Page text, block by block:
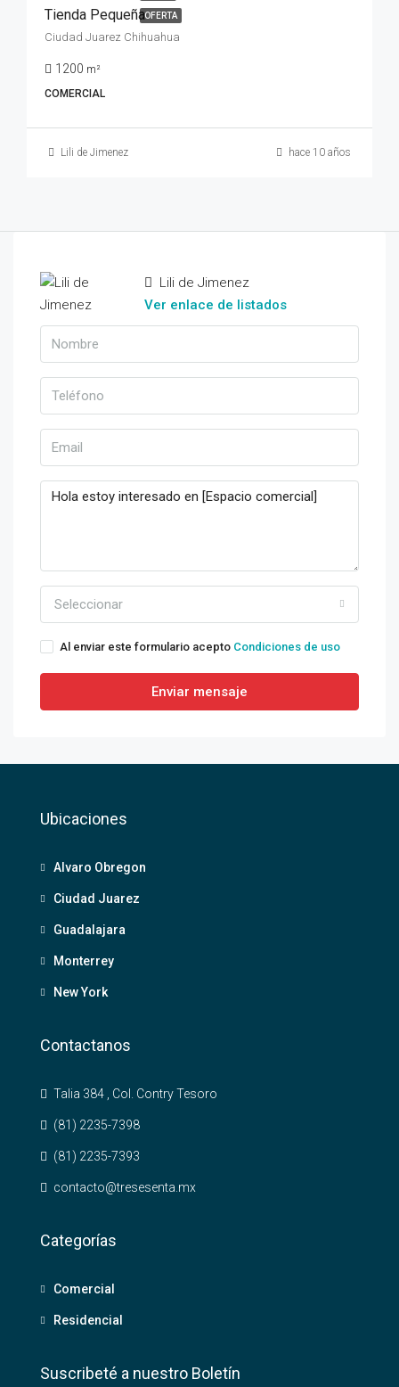
OFERTA
Tienda Pequeña
Ciudad Juarez Chihuahua
1200 m²
COMERCIAL
Lili de Jimenez hace 10 años
Lili de Jimenez
Ver enlace de listados
Seleccionar
Al enviar este formulario acepto Condiciones de uso
Enviar mensaje
Ubicaciones
Alvaro Obregon
Ciudad Juarez
Guadalajara
Monterrey
New York
Contactanos
Talia 384 , Col. Contry Tesoro
(81) 2235-7398
(81) 2235-7393
contacto@tresesenta.mx
Categorías
Comercial
Residencial
Suscribeté a nuestro Boletín